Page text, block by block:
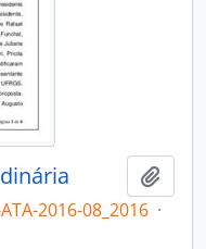
2016-08_2016 ·